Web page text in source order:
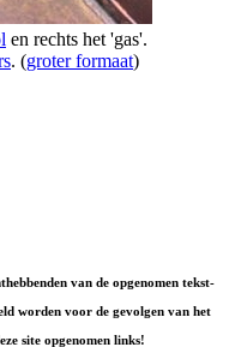
en rechts het 'gas'.
. (groter formaat)
van de opgenomen tekst-
worden voor de gevolgen van het
site opgenomen links!